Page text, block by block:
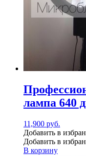
лампа 640
11,900 руб.
Добавить в
Добавить в
В корзину